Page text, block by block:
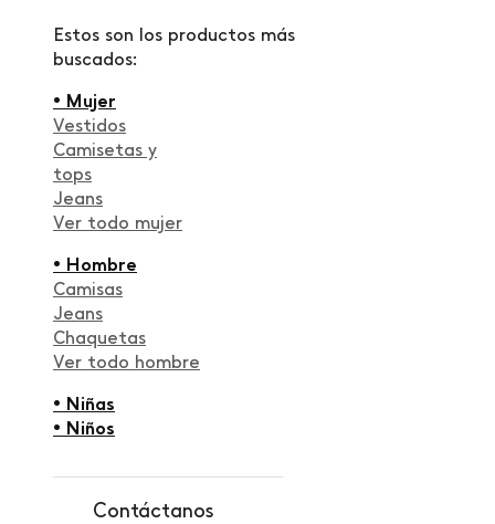
Estos son los productos más
buscados:
• Mujer
Vestidos
Camisetas y
tops
Jeans
Ver todo mujer
• Hombre
Camisas
Jeans
Chaquetas
Ver todo hombre
• Niñas
• Niños
Contáctanos